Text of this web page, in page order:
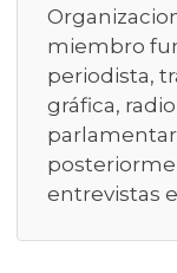
miembro
periodista,
gráfica,
entrevistas